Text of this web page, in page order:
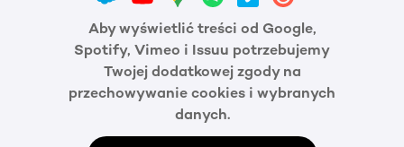
Aby wyświetlić treści od Google,
Spotify, Vimeo i Issuu potrzebujemy
Twojej dodatkowej zgody na
przechowywanie cookies i wybranych
danych.